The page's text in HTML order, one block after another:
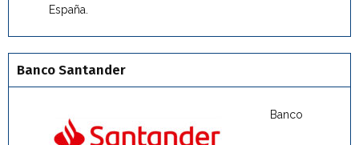
España.
Banco Santander
Banco